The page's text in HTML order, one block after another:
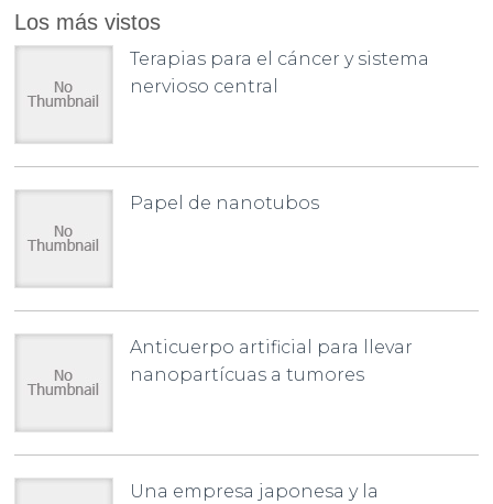
Los más vistos
Terapias para el cáncer y sistema
nervioso central
Papel de nanotubos
Anticuerpo artificial para llevar
nanopartícuas a tumores
Una empresa japonesa y la